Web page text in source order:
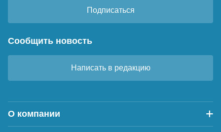
Подписаться
Сообщить новость
Написать в редакцию
О компании